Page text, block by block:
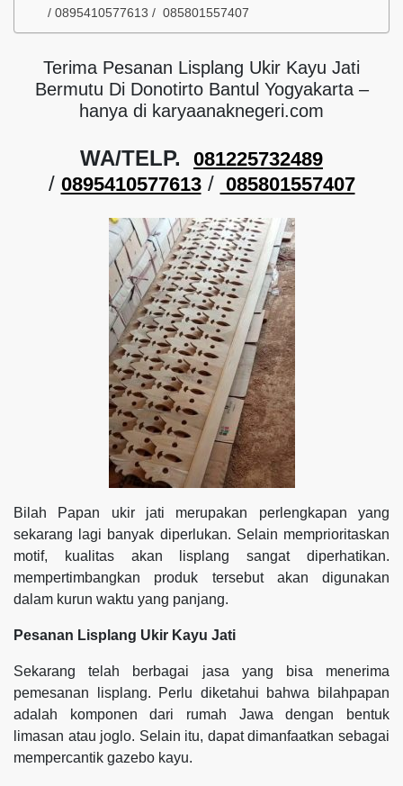
/ 0895410577613 / 085801557407
Terima Pesanan Lisplang Ukir Kayu Jati
Bermutu Di Donotirto Bantul Yogyakarta –
hanya di karyaanaknegeri.com
WA/TELP. 081225732489
/ 0895410577613/ 085801557407
Bilah Papan ukir jati merupakan perlengkapan yang
sekarang lagi banyak diperlukan. Selain memprioritaskan
motif, kualitas akan lisplang sangat diperhatikan.
mempertimbangkan produk tersebut akan digunakan
dalam kurun waktu yang panjang.
Pesanan Lisplang Ukir Kayu Jati
Sekarang telah berbagai jasa yang bisa menerima
pemesanan lisplang. Perlu diketahui bahwa bilahpapan
adalah komponen dari rumah Jawa dengan bentuk
limasan atau joglo. Selain itu, dapat dimanfaatkan sebagai
mempercantik gazebo kayu.